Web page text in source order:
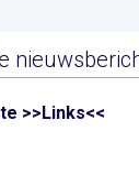
>>Links<<